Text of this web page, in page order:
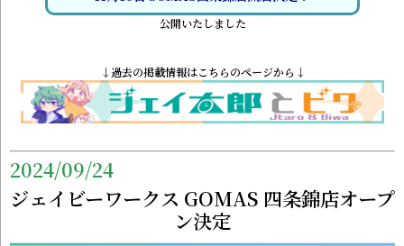
公開いたしました
↓過去の掲載情報はこちらのページから↓
2024/09/24
ジェイビーワークス GOMAS 四条錦店オープ
ン決定